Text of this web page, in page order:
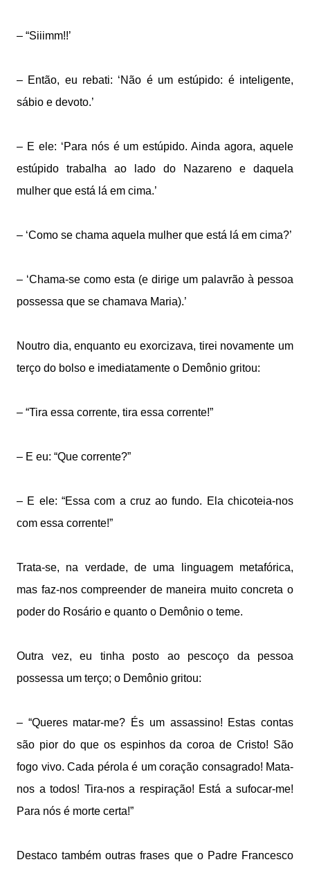
– “Siiimm!!’
– Então, eu rebati: ‘Não é um estúpido: é inteligente,
sábio e devoto.’
– E ele: ‘Para nós é um estúpido. Ainda agora, aquele
estúpido trabalha ao lado do Nazareno e daquela
mulher que está lá em cima.’
– ‘Como se chama aquela mulher que está lá em cima?’
– ‘Chama-se como esta (e dirige um palavrão à pessoa
possessa que se chamava Maria).’
Noutro dia, enquanto eu exorcizava, tirei novamente um
terço do bolso e imediatamente o Demônio gritou:
– “Tira essa corrente, tira essa corrente!”
– E eu: “Que corrente?”
– E ele: “Essa com a cruz ao fundo. Ela chicoteia-nos
com essa corrente!”
Trata-se, na verdade, de uma linguagem metafórica,
mas faz-nos compreender de maneira muito concreta o
poder do Rosário e quanto o Demônio o teme.
Outra vez, eu tinha posto ao pescoço da pessoa
possessa um terço; o Demônio gritou:
– “Queres matar-me? És um assassino! Estas contas
são pior do que os espinhos da coroa de Cristo! São
fogo vivo. Cada pérola é um coração consagrado! Mata-
nos a todos! Tira-nos a respiração! Está a sufocar-me!
Para nós é morte certa!”
Destaco também outras frases que o Padre Francesco